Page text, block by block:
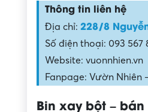
Thông tin liên hệ
Địa chỉ: 228/8
Số điện thoại: 093 567
Website: vuonnhien.vn
Fanpage: Vườn Nhiên
Bin xay bột –